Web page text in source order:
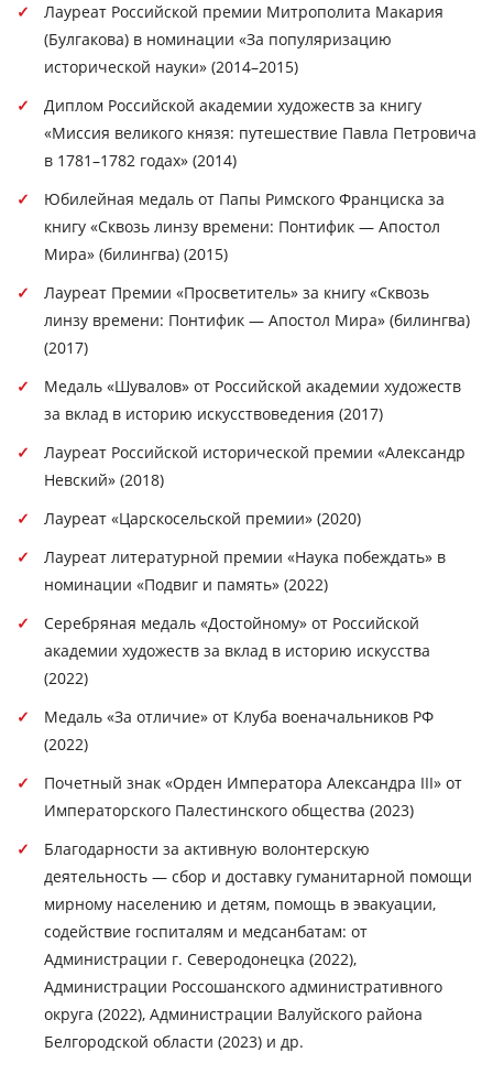
Лауреат Российской премии Митрополита Макария
(Булгакова) в номинации «За популяризацию
исторической науки» (2014–2015)
Диплом Российской академии художеств за книгу
«Миссия великого князя: путешествие Павла Петровича
в 1781–1782 годах» (2014)
Юбилейная медаль от Папы Римского Франциска за
книгу «Сквозь линзу времени: Понтифик — Апостол
Мира» (билингва) (2015)
Лауреат Премии «Просветитель» за книгу «Сквозь
линзу времени: Понтифик — Апостол Мира» (билингва)
(2017)
Медаль «Шувалов» от Российской академии художеств
за вклад в историю искусствоведения (2017)
Лауреат Российской исторической премии «Александр
Невский» (2018)
Лауреат «Царскосельской премии» (2020)
Лауреат литературной премии «Наука побеждать» в
номинации «Подвиг и память» (2022)
Серебряная медаль «Достойному» от Российской
академии художеств за вклад в историю искусства
(2022)
Медаль «За отличие» от Клуба военачальников РФ
(2022)
Почетный знак «Орден Императора Александра III» от
Императорского Палестинского общества (2023)
Благодарности за активную волонтерскую
деятельность — сбор и доставку гуманитарной помощи
мирному населению и детям, помощь в эвакуации,
содействие госпиталям и медсанбатам: от
Администрации г. Северодонецка (2022),
Администрации Россошанского административного
округа (2022), Администрации Валуйского района
Белгородской области (2023) и др.